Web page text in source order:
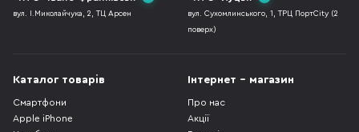
вул. І.Миколайчука, 2, ТЦ Арсен
вул. Сухомлинського, 1, ТРЦ ПортCity (2
поверх)
Каталог товарів
Смартфони
Apple iPhone
Інтернет - магазин
Про нас
Акції